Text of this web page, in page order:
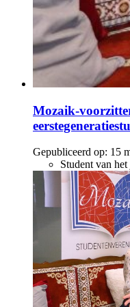
Mozaik-
Gepubliceerd op: 15
Student van